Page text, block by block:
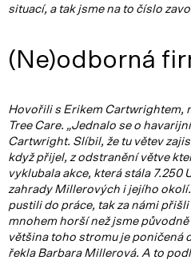
situací, a tak jsme na to číslo
(Ne)odborná
Hovořili s Erikem Cartwrightem,
Tree Care. „Jednalo se o
Cartwright. Slíbil, že tu větev
když přijel, z odstranění větve
vyklubala akce, která stála 7.250
zahrady Millerových i jejího
pustili do práce, tak za námi přišli
mnohem horší než jsme původně
většina toho stromu je poničená
řekla Barbara Millerová. A to